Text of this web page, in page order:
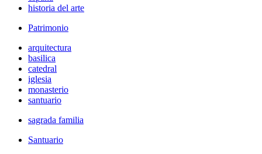
historia del arte
Patrimonio
arquitectura
basilica
catedral
iglesia
monasterio
santuario
sagrada familia
Santuario